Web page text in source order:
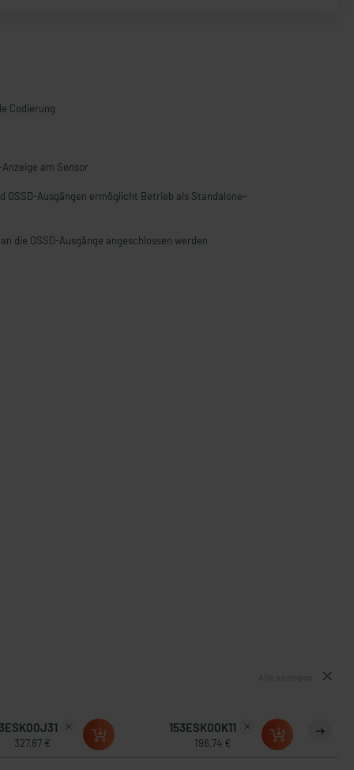
Codierung
am Sensor
Ausgängen ermöglicht Betrieb als Standalone-
die OSSD-Ausgänge angeschlossen werden
327,87 €
153ESK00K11
196,74 €